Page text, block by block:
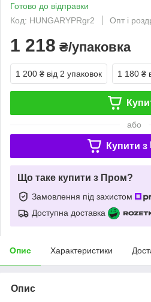
Готово до відправки
Код: HUNGARYPRgr2
Опт і
1 218 ₴/упаковка
1 200 ₴ від 2 упаковок 1 180 ₴
або
Купити з
Що таке купити з Пром?
Замовлення під захистом
Доступна доставка
Опис Характеристики
Опис